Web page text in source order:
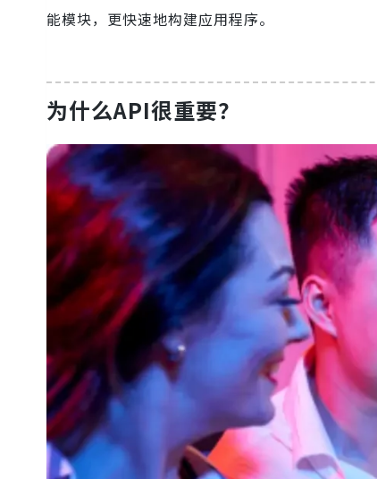
能模块，更快速地构建应用程序。
为什么API很重要？